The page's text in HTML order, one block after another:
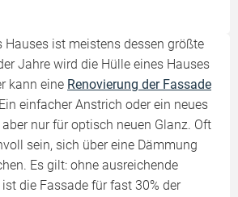
Hauses ist meistens dessen größte
Jahre wird die Hülle eines Hauses
kann eine Renovierung der Fassade
einfacher Anstrich oder ein neues
nur für optisch neuen Glanz. Oft
sein, sich über eine Dämmung
Es gilt: ohne ausreichende
die Fassade für fast 30% der